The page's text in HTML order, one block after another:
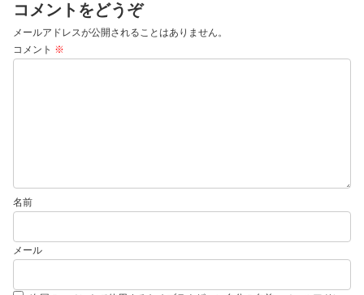
コメントをどうぞ
メールアドレスが公開されることはありません。
コメント ※
名前
メール